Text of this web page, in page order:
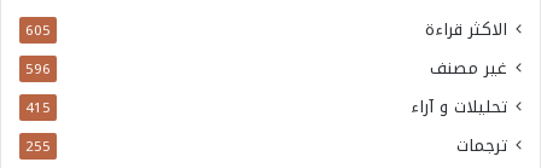
الاكثر قراءة 605
غير مصنف 596
تحليلات و آراء 415
ترجمات 255